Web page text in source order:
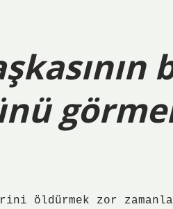
öldürmek zor